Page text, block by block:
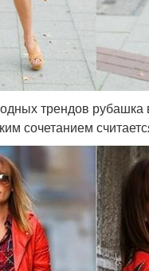
трендов рубашка
сочетанием